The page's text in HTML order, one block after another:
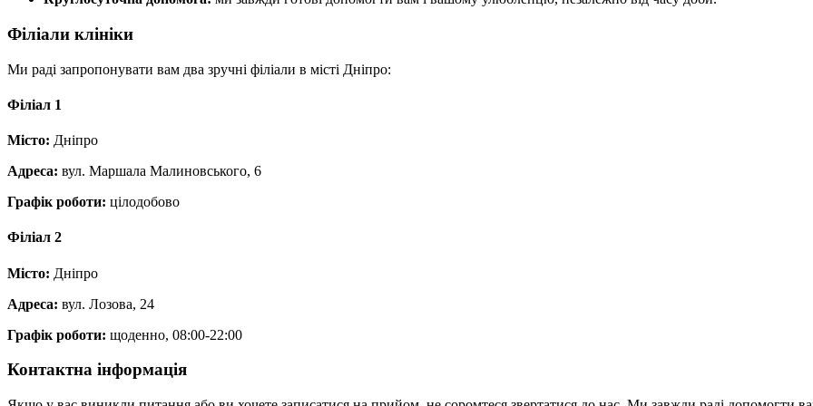
Філіали клініки
Ми раді запропонувати вам два зручні філіали в місті Дніпро:
Філіал 1
Місто: Дніпро
Адреса: вул. Маршала Малиновського, 6
Графік роботи: цілодобово
Філіал 2
Місто: Дніпро
Адреса: вул. Лозова, 24
Графік роботи: щоденно, 08:00-22:00
Контактна інформація